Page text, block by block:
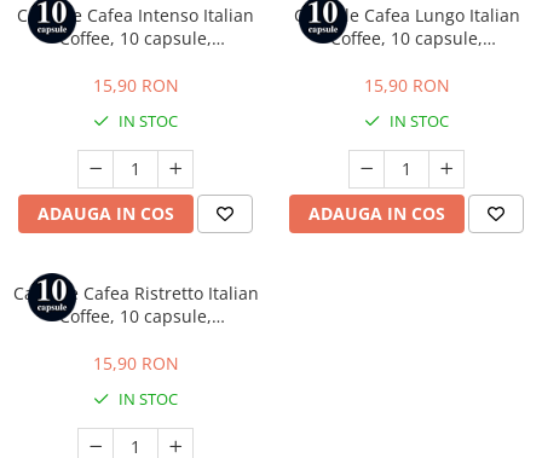
Capsule Cafea Intenso Italian
Coffee, 10 capsule,
Cafissimo, Caffitaly si Beanz
15,90 RON
IN STOC
ADAUGA IN COS
Capsule Cafea Lungo Italian
Coffee, 10 capsule,
Cafissimo, Caffitaly si Beanz
15,90 RON
IN STOC
ADAUGA IN COS
Capsule Cafea Ristretto Italian
Coffee, 10 capsule,
Cafissimo, Caffitaly si Beanz
15,90 RON
IN STOC